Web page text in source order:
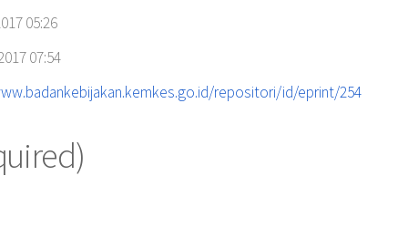
05:26
07:54
repositori/id/eprint/254